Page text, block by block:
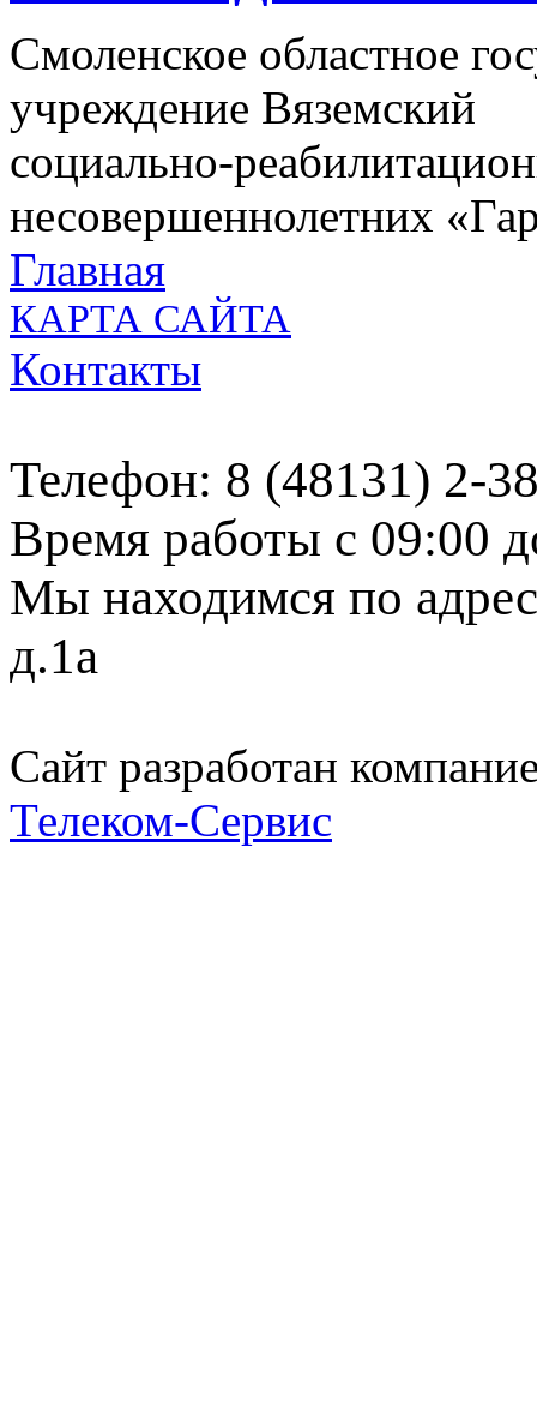
Смоленское областное
учреждение Вяземский
социально-
несовершеннолетних
Главная
КАРТА САЙТА
Контакты
Телефон: 8 (48131) 2-
Время работы с 09:00
Мы находимся по
д.1а
Сайт разработан
Телеком-Сервис